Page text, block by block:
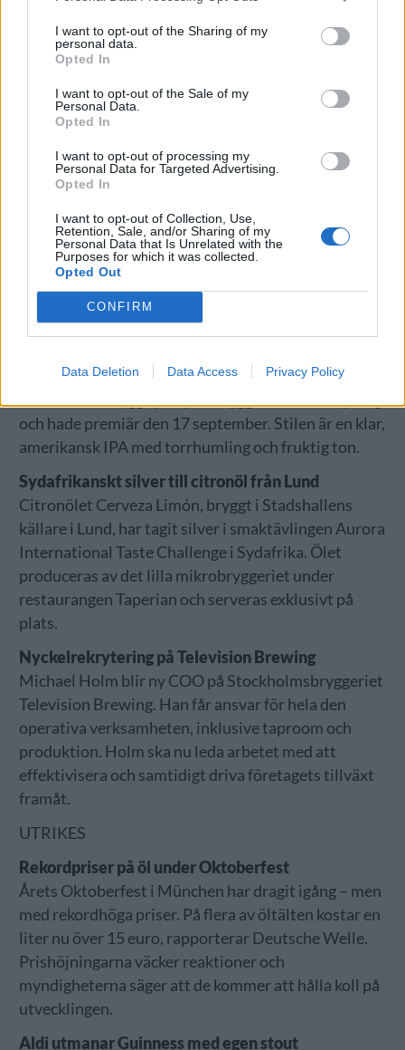
I want to opt-out of the Sharing of my
personal data.
Opted In
I want to opt-out of the Sale of my
Personal Data.
Opted In
I want to opt-out of processing my
Personal Data for Targeted Advertising.
Opted In
I want to opt-out of Collection, Use,
Retention, Sale, and/or Sharing of my
Personal Data that Is Unrelated with the
Purposes for which it was collected.
Opted Out
CONFIRM
Data Deletion Data Access Privacy Policy
Omnipollo brygger husöl åt Ugglan
Stockholm tagit fram en ny hus-IPA: Omnipollos
och hade premiär den 17 september. Stilen är en klar,
amerikansk IPA med torrhumling och fruktig ton.
Sydafrikanskt silver till citronöl från Lund
Citronölet Cerveza Limón, bryggt i Stadshallens
källare i Lund, har tagit silver i smaktävlingen Aurora
International Taste Challenge i Sydafrika. Ölet
produceras av det lilla mikrobryggeriet under
restaurangen Taperian och serveras exklusivt på
plats.
Nyckelrekrytering på Television Brewing
Michael Holm blir ny COO på Stockholmsbryggeriet
Television Brewing. Han får ansvar för hela den
operativa verksamheten, inklusive taproom och
produktion. Holm ska nu leda arbetet med att
effektivisera och samtidigt driva företagets tillväxt
framåt.
UTRIKES
Rekordpriser på öl under Oktoberfest
Årets Oktoberfest i München har dragit igång – men
med rekordhöga priser. På flera av öltälten kostar en
liter nu över 15 euro, rapporterar Deutsche Welle.
Prishöjningarna väcker reaktioner och
myndigheterna säger att de kommer att hålla koll på
utvecklingen.
Aldi utmanar Guinness med egen stout